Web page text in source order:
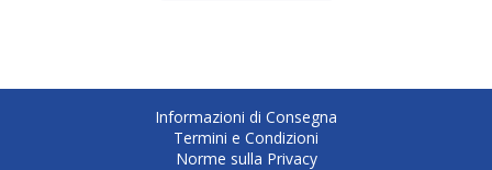
Informazioni di Consegna
Termini e Condizioni
Norme sulla Privacy